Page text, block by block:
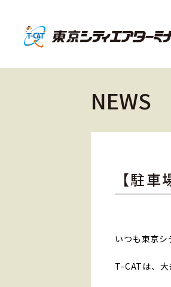
NEWS
【駐
いつも東京シ
T-CATは、大